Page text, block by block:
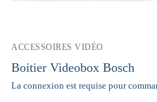
ACCESSOIRES VIDÉO
Boitier Videobox Bosch
La connexion est requise pour